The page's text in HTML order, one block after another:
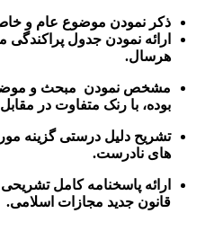
ذکر نمودن موضوع عام و
ارائه نمودن جدول
هرسال.
مشخص نمودن مبحث و
بوده، با رنک متفاوت در
تشریح دلیل درستی گزینه
های نادرست.
ارائه پاسخنامه کامل
قانون جدید مجازات اسلامی.